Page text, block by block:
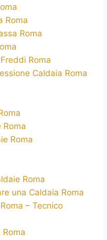
Roma
Roma
Roma
Caldaia Roma
Roma
Roma
Roma
una Caldaia Roma
– Tecnico